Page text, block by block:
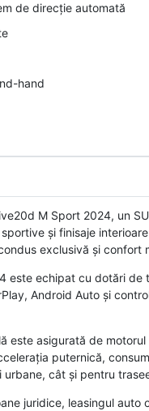
de direcție automată
hand
M Sport 2024, un
și finisaje
exclusivă și confort
este echipat cu dotări
Android Auto și
este asigurată de
puternică,
cât și pentru
juridice, leasingul